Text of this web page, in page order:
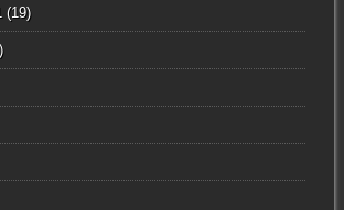
(19)